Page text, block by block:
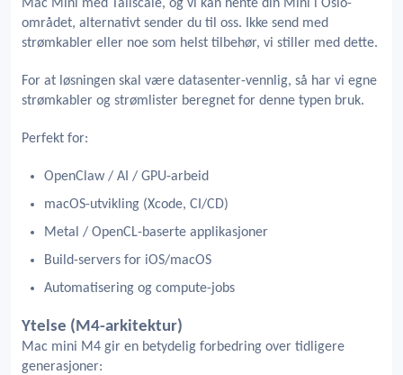
Mac Mini med Tailscale, og vi kan hente din Mini i Oslo-
området, alternativt sender du til oss. Ikke send med
strømkabler eller noe som helst tilbehør, vi stiller med dette.
For at løsningen skal være datasenter-vennlig, så har vi egne
strømkabler og strømlister beregnet for denne typen bruk.
Perfekt for:
OpenClaw / AI / GPU-arbeid
macOS-utvikling (Xcode, CI/CD)
Metal / OpenCL-baserte applikasjoner
Build-servers for iOS/macOS
Automatisering og compute-jobs
Ytelse (M4-arkitektur)
Mac mini M4 gir en betydelig forbedring over tidligere
generasjoner: